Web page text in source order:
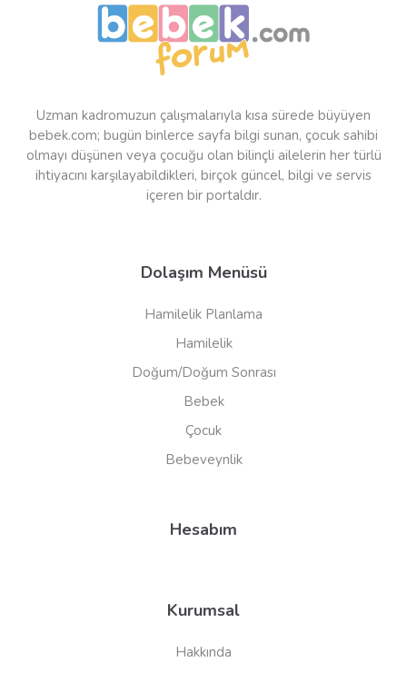
Uzman kadromuzun çalışmalarıyla kısa sürede büyüyen
bebek.com; bugün binlerce sayfa bilgi sunan, çocuk sahibi
olmayı düşünen veya çocuğu olan bilinçli ailelerin her türlü
ihtiyacını karşılayabildikleri, birçok güncel, bilgi ve servis
içeren bir portaldır.
Dolaşım Menüsü
Hamilelik Planlama
Hamilelik
Doğum/Doğum Sonrası
Bebek
Çocuk
Bebeveynlik
Hesabım
Kurumsal
Hakkında